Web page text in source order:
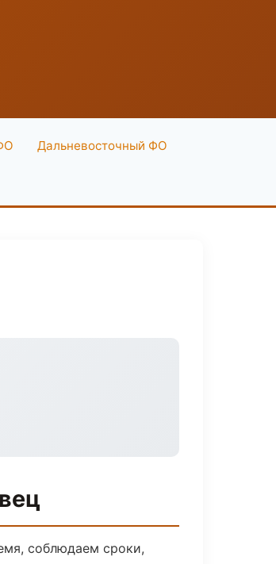
Дальневосточный ФО
соблюдаем сроки,